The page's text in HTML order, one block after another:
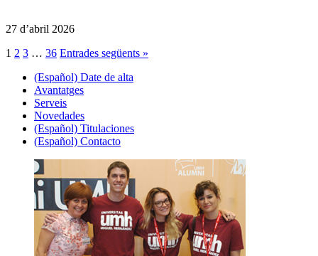
27 d’abril 2026
1 2 3 … 36 Entrades següents »
(Español) Date de alta
Avantatges
Serveis
Novedades
(Español) Titulaciones
(Español) Contacto